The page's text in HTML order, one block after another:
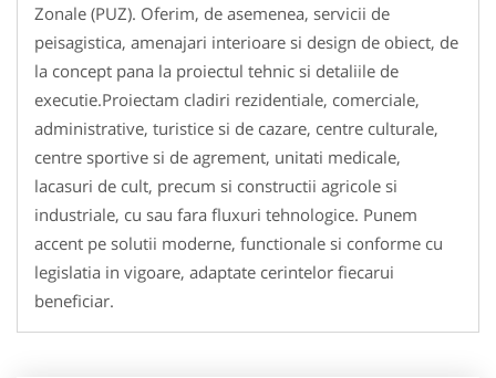
Zonale (PUZ). Oferim, de asemenea, servicii de
peisagistica, amenajari interioare si design de obiect, de
la concept pana la proiectul tehnic si detaliile de
executie.Proiectam cladiri rezidentiale, comerciale,
administrative, turistice si de cazare, centre culturale,
centre sportive si de agrement, unitati medicale,
lacasuri de cult, precum si constructii agricole si
industriale, cu sau fara fluxuri tehnologice. Punem
accent pe solutii moderne, functionale si conforme cu
legislatia in vigoare, adaptate cerintelor fiecarui
beneficiar.